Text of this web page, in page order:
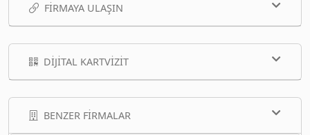
FIRMAYA ULAŞIN
DIJITAL KARTVIZIT
BENZER FIRMALAR